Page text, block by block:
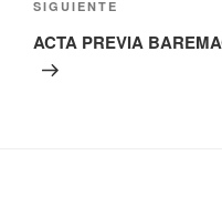
Siguiente
entrada
SIGUIENTE
ACTA PREVIA